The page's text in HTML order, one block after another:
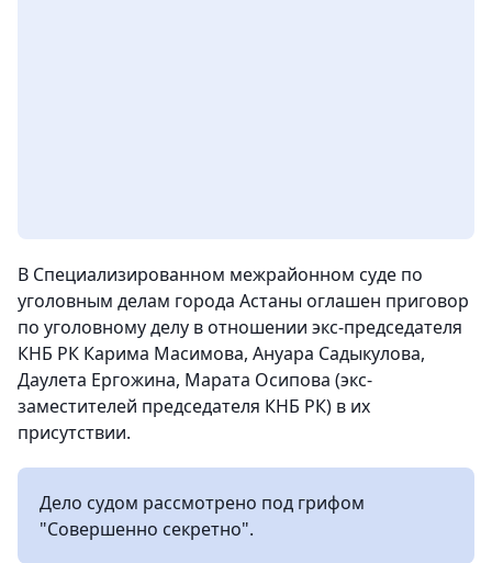
В Специализированном межрайонном суде по
уголовным делам города Астаны оглашен приговор
по уголовному делу в отношении экс-председателя
КНБ РК Карима Масимова, Ануара Садыкулова,
Даулета Ергожина, Марата Осипова (экс-
заместителей председателя КНБ РК) в их
присутствии.
Дело судом рассмотрено под грифом
"Совершенно секретно".